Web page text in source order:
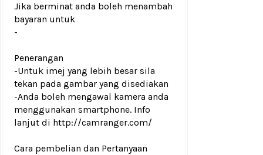
Jika berminat anda boleh menambah
bayaran untuk
-
Penerangan
-Untuk imej yang lebih besar sila
tekan pada gambar yang disediakan
-Anda boleh mengawal kamera anda
menggunakan smartphone. Info
lanjut di http://camranger.com/
Cara pembelian dan Pertanyaan